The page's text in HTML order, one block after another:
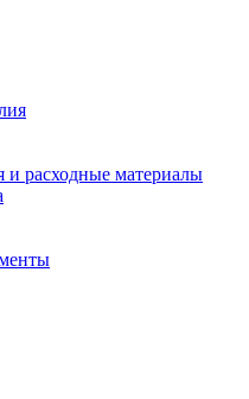
и расходные материалы